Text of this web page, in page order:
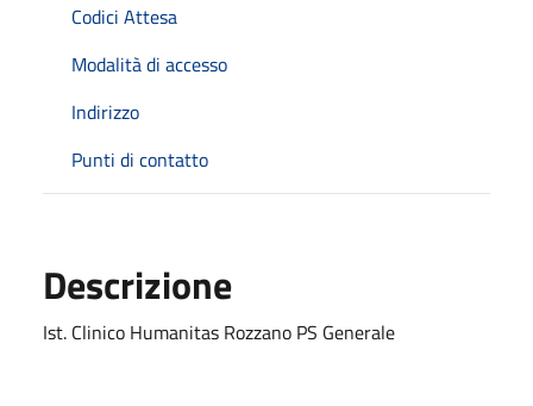
Codici Attesa
Modalità di accesso
Indirizzo
Punti di contatto
Descrizione
Ist. Clinico Humanitas Rozzano PS Generale